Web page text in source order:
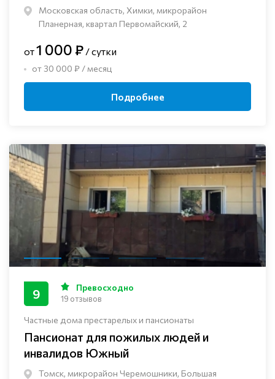
Московская область, Химки, микрорайон
Планерная, квартал Первомайский, 2
от1 000 ₽ / сутки
от 30 000 ₽ / месяц
Подробнее
Частные дома престарелых и пансионаты
Пансионат для пожилых людей и
инвалидов Южный
Томск, микрорайон Черемошники, Большая
9 Превосходно
19 отзывов